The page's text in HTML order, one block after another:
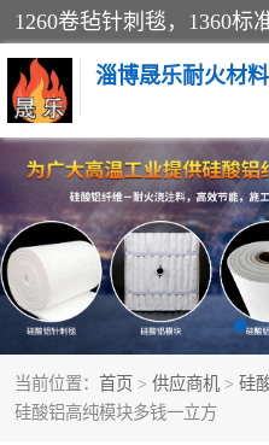
淄博晟乐耐火材
当前位置： 首页 > 供应商机 > 硅
硅酸铝高纯模块多钱一立方
硅酸铝挡渣棉
硅酸铝挡火板
含锆毯
硅酸铝散棉